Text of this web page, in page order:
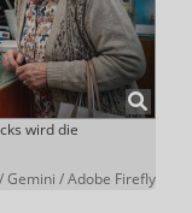
wird die
Gemini / Adobe Firefly